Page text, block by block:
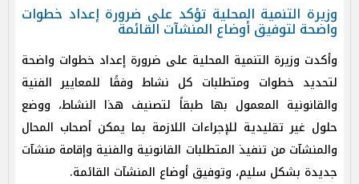
وزيرة التنمية المحلية تؤكد على ضرورة إعداد خطوات
واضحة لتوفيق أوضاع المنشآت القائمة
وأكدت وزيرة التنمية المحلية على ضرورة إعداد خطوات واضحة
لتحديد خطوات ومتطلبات كل نشاط وفقًا للمعايير الفنية
والقانونية المعمول بها طبقاً لتصنيف هذا النشاط، ووضع
حلول غير تقليدية للإجراءات اللازمة بما يمكن أصحاب المحال
والمنشآت من تنفيذ المتطلبات القانونية والفنية وإقامة منشآت
جديدة بشكل سليم، وتوفيق أوضاع المنشآت القائمة.